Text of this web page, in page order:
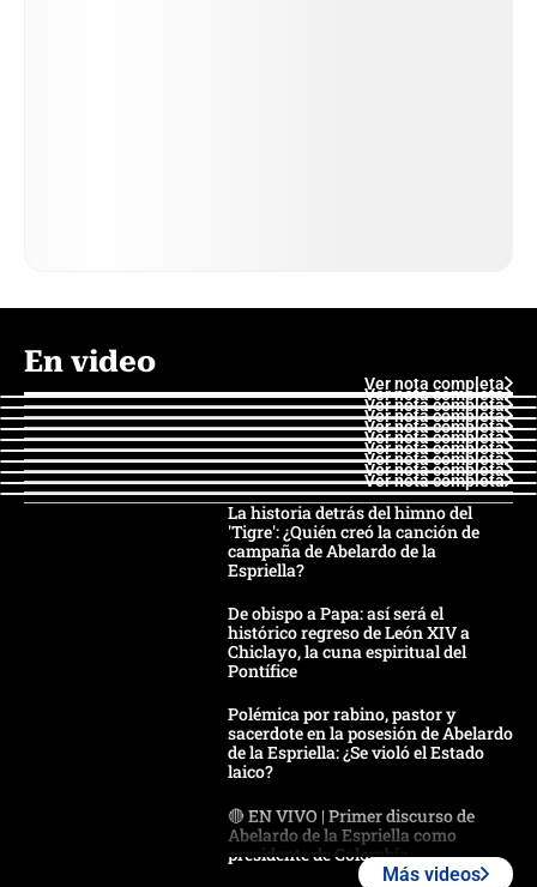
En video
Ver nota completa
Ver nota completa
Ver nota completa
Ver nota completa
Ver nota completa
Ver nota completa
Ver nota completa
Ver nota completa
Ver nota completa
Ver nota completa
La historia detrás del himno del
'Tigre': ¿Quién creó la canción de
campaña de Abelardo de la
Espriella?
De obispo a Papa: así será el
histórico regreso de León XIV a
Chiclayo, la cuna espiritual del
Pontífice
Polémica por rabino, pastor y
sacerdote en la posesión de Abelardo
de la Espriella: ¿Se violó el Estado
laico?
🔴 EN VIVO | Primer discurso de
Abelardo de la Espriella como
presidente de Colombia
Más videos